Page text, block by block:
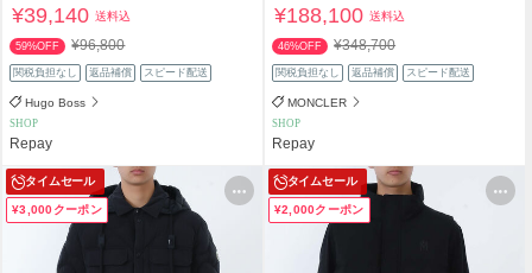
¥39,140送料込
59%OFF ¥96,800
関税負担なし 返品補償 スピード配送
Hugo Boss
SHOP
Repay
¥188,100送料込
46%OFF ¥348,700
関税負担なし 返品補償 スピード配送
MONCLER
SHOP
Repay
タイムセール
¥3,000クーポン
タイムセール
¥2,000クーポン